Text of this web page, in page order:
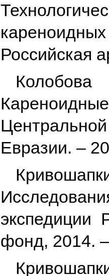
Российская
Евразии. –
экспедиции
фонд, 2014.